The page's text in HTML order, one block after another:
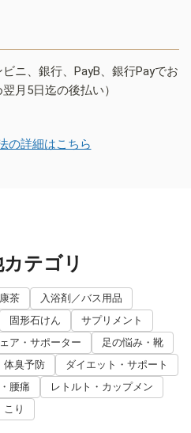
ニ、銀行、PayB、銀行Payでお
月5日迄の後払い）
の詳細はこちら
テゴリ
茶
入浴剤／バス用品
固形石けん
サプリメント
ア・サポーター
足の悩み・靴
体臭予防
ダイエット・サポート
腰痛
レトルト・カップメン
こり